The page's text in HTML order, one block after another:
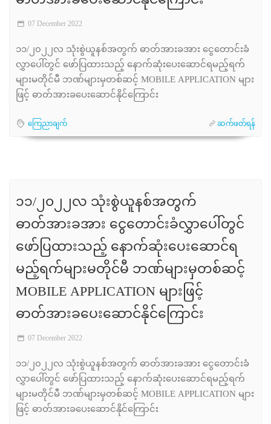
07 December 2022
၁၁/၂၀၂၂လ သုံးစွဲယူနစ်အတွက် ဓာတ်အားခအား ငွေတောင်းခံ
လွှာပေါ်တွင် ဖော်ပြထားသည့် နောက်ဆုံးပေးဆောင်ရမည့်ရက်
များမတိုင်မီ ဘဏ်များမှတစ်ဆင့် MOBILE APPLICATION များ
ဖြင့် ဓာတ်အားခပေးဆောင်နိုင်ကြောင်း
ကြေညာချက် ဆက်ဖတ်ရန်
၁၁/၂၀၂၂လ သုံးစွဲယူနစ်အတွက်
ဓာတ်အားခအား ငွေတောင်းခံလွှာပေါ်တွင်
ဖော်ပြထားသည့် နောက်ဆုံးပေးဆောင်ရ
မည့်ရက်များမတိုင်မီ ဘဏ်များမှတစ်ဆင့်
MOBILE APPLICATION များဖြင့်
ဓာတ်အားခပေးဆောင်နိုင်ကြောင်း
07 December 2022
၁၁/၂၀၂၂လ သုံးစွဲယူနစ်အတွက် ဓာတ်အားခအား ငွေတောင်းခံ
လွှာပေါ်တွင် ဖော်ပြထားသည့် နောက်ဆုံးပေးဆောင်ရမည့်ရက်
များမတိုင်မီ ဘဏ်များမှတစ်ဆင့် MOBILE APPLICATION များ
ဖြင့် ဓာတ်အားခပေးဆောင်နိုင်ကြောင်း